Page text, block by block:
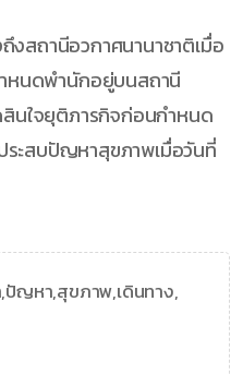
สถานีอวกาศนานาชาติเมื่อ
หนดพำนักอยู่บนสถานี
นใจยุติภารกิจก่อนกำหนด
ะสบปัญหาสุขภาพเมื่อวันที่
ปัญหา,สุขภาพ,เดินทาง,